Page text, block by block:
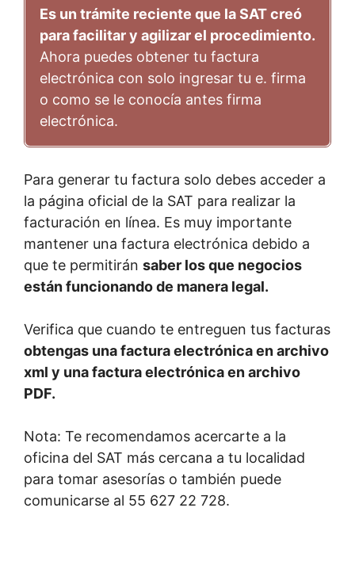
Es un trámite reciente que la SAT creó
para facilitar y agilizar el procedimiento.
Ahora puedes obtener tu factura
electrónica con solo ingresar tu e. firma
o como se le conocía antes firma
electrónica.
Para generar tu factura solo debes acceder a
la página oficial de la SAT para realizar la
facturación en línea. Es muy importante
mantener una factura electrónica debido a
que te permitirán saber los que negocios
están funcionando de manera legal.
Verifica que cuando te entreguen tus facturas
obtengas una factura electrónica en archivo
xml y una factura electrónica en archivo
PDF.
Nota: Te recomendamos acercarte a la
oficina del SAT más cercana a tu localidad
para tomar asesorías o también puede
comunicarse al 55 627 22 728.